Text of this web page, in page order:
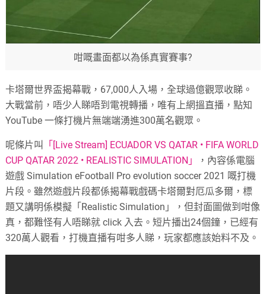
咁嘅畫面都以為係真實賽事?
卡塔爾世界盃揭幕戰，67,000人入場，全球過億觀眾收睇。
大戰當前，唔少人睇唔到電視轉播，唯有上網搵直播，點知
YouTube 一條打機片無端端湧進300萬名觀眾。
呢條片叫
「[Live Stream] ECUADOR VS QATAR • FIFA WORLD
CUP QATAR 2022 • REALISTIC SIMULATION」
，內容係電腦
遊戲 Simulation eFootball Pro evolution soccer 2021 嘅打機
片段。雖然遊戲片段都係揭幕戰戲碼卡塔爾對厄瓜多爾，標
題又講明係模擬「Realistic Simulation」，但封面圖做到咁像
真，都難怪有人唔睇就 click 入去。短片播出24個鐘，已經有
320萬人觀看，打機直播有咁多人睇，玩家都應該始料不及。